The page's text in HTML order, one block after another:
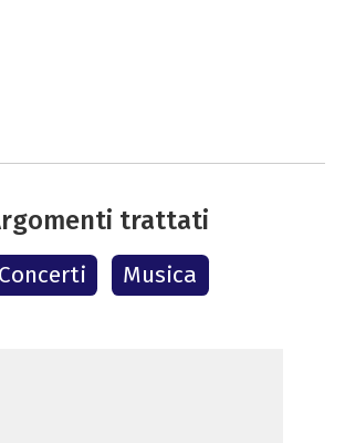
trattati
Concerti Musica